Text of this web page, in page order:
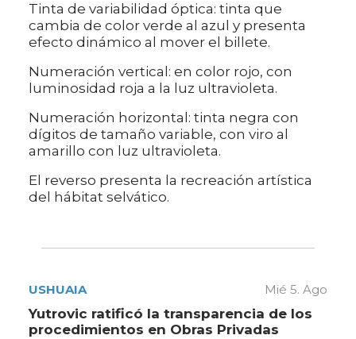
Tinta de variabilidad óptica: tinta que
cambia de color verde al azul y presenta
efecto dinámico al mover el billete.
Numeración vertical: en color rojo, con
luminosidad roja a la luz ultravioleta.
Numeración horizontal: tinta negra con
dígitos de tamaño variable, con viro al
amarillo con luz ultravioleta.
El reverso presenta la recreación artística
del hábitat selvático.
USHUAIA Mié 5. Ago
Yutrovic ratificó la transparencia de los
procedimientos en Obras Privadas